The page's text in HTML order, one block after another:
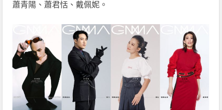
蕭青陽、蕭君恬、戴佩妮。